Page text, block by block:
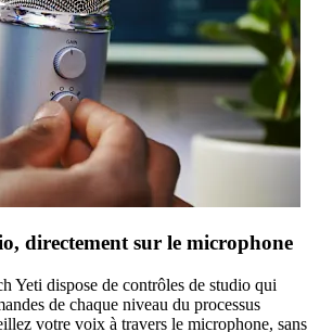
directement sur le microphone
Yeti dispose de contrôles de studio qui
de chaque niveau du processus
votre voix à travers le microphone, sans